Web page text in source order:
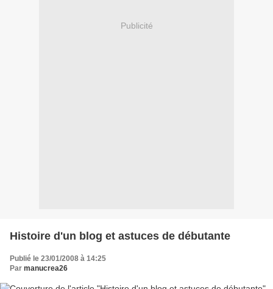
Publicité
Histoire d'un blog et astuces de débutante
Publié le 23/01/2008 à 14:25
Par manucrea26